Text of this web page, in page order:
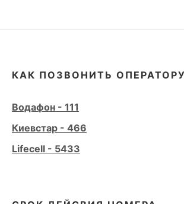
КАК ПОЗВОНИТЬ ОПЕРАТОРУ
Водафон - 111
Киевстар - 466
Lifecell - 5433